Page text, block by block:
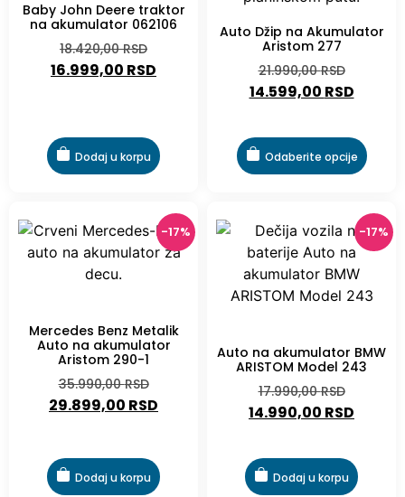
16.999,00RSD
14.599,00RSD
Odaberite opcije
-17%
Mercedes Benz Metalik
35.990,00RSD
29.899,00RSD
-17%
-17%
Auto na akumulator BMW
14.990,00RSD
Dodaj u korpu